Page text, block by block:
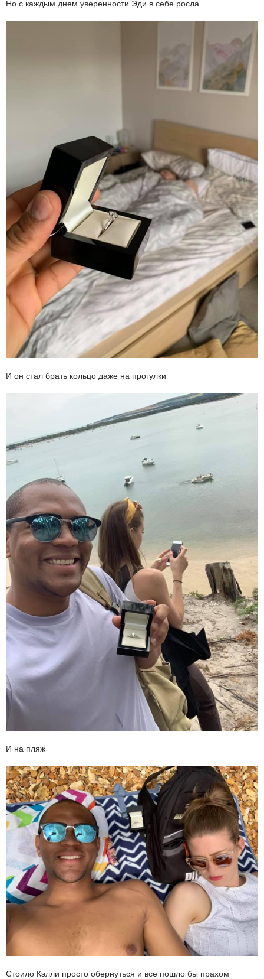
Но с каждым днем уверенности Эди в себе росла
И он стал брать кольцо даже на прогулки
И на пляж
Стоило Кэлли просто обернуться и все пошло бы прахом